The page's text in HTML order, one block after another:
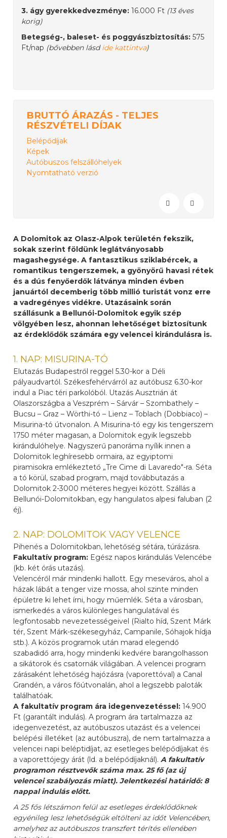
3. ágy gyerekkedvezménye: 16.000 Ft (13 éves
korig)
Betegség-, baleset- és poggyászbiztosítás: 575
Ft/nap (bővebben lásdide kattintva)
BRUTTÓ ÁRAZÁS - TELJES
RÉSZVÉTELI DÍJAK
Belépődíjak
Képek
Autóbuszos felszállóhelyek
Nyomtatható verzió
A Dolomitok az Olasz-Alpok területén fekszik,
sokak szerint földünk leglátványosabb
magashegysége. A fantasztikus sziklabércek, a
romantikus tengerszemek, a gyönyörű havasi rétek
és a dús fenyőerdők látványa minden évben
januártól decemberig több millió turistát vonz erre
a vadregényes vidékre. Utazásaink során
szállásunk a Bellunói-Dolomitok egyik szép
völgyében lesz, ahonnan lehetőséget biztosítunk
az érdeklődők számára egy velencei kirándulásra is.
1. NAP: MISURINA-TÓ
Elutazás Budapestről reggel 5.30-kor a Déli
pályaudvartól. Székesfehérvárról az autóbusz 6.30-kor
indul a Piac téri parkolóból. Utazás Ausztrián át
Olaszországba a Veszprém – Sárvár – Szombathely –
Bucsu – Graz – Wörthi-tó – Lienz – Toblach (Dobbiaco) –
Misurina-tó útvonalon. A Misurina-tó egy kis tengerszem
1750 méter magasan, a Dolomitok egyik legszebb
kirándulóhelye. Nagyszerű panoráma nyílik innen a
Dolomitok leghíresebb ormaira, az egyiptomi
piramisokra emlékeztető „Tre Cime di Lavaredo"-ra. Séta
a tó körül, szabad program, majd továbbutazás a
Dolomitok 2-3000 méteres hegyei között. Szállás a
Bellunói-Dolomitokban, egy hangulatos alpesi faluban (2
éj).
2. NAP: DOLOMITOK VAGY VELENCE
Pihenés a Dolomitokban, lehetőség sétára, túrázásra.
Fakultatív program: Egész napos kirándulás Velencébe
(kb. két órás utazás).
Velencéről már mindenki hallott. Egy meseváros, ahol a
házak lábát a tenger vize mossa, ahol szinte minden
épületre ki lehet írni, hogy műemlék. Séta a városban,
ismerkedés a város különleges hangulatával és
legfontosabb nevezetességeivel (Rialto híd, Szent Márk
tér, Szent Márk-székesegyház, Campanile, Sóhajok hídja
stb.). A közös programok után marad elegendő
szabadidő arra, hogy mindenki kedvére barangolhasson
a sikátorok és csatornák világában. A velencei program
zárásaként lehetőség hajózásra (vaporettóval) a Canal
Grandén, a város főútvonalán, ahol a legszebb paloták
találhatóak.
A fakultatív program ára idegenvezetéssel:14.900
Ft (garantált indulás). A program ára tartalmazza az
idegenvezetést, az autóbuszos utazást és a velencei
belépési illetéket (az autóbuszra), de nem tartalmazza a
velencei napi beléptidíjat, az esetleges belépődíjakat és
a vaporettójegy árát (ld. a belépődíjaknál).A fakultatív
programon résztvevők száma max. 25 fő (az új
velencei szabályozás miatt). Jelentkezési határidő: 8
nappal indulás előtt.
A 25 fős létszámon felül az esetleges érdeklődőknek
egyénileg lesz lehetőségük eltölteni az időt Velencében,
amelyhez az autóbuszos transzfert térítés ellenében